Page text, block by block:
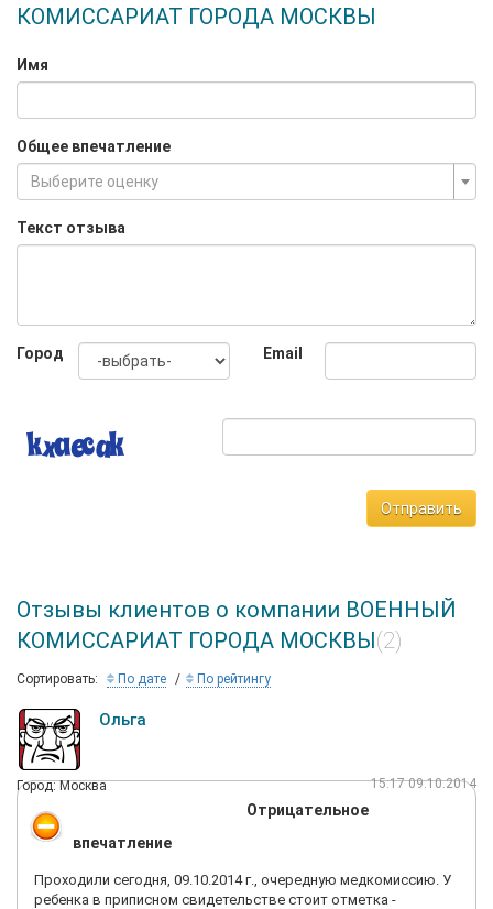
КОМИССАРИАТ ГОРОДА МОСКВЫ
Имя
Общее впечатление
Выберите оценку
Текст отзыва
Город Email
Отправить
Отзывы клиентов о компании ВОЕННЫЙ
КОМИССАРИАТ ГОРОДА МОСКВЫ(2)
Сортировать: По дате По рейтингу
Ольга
Город: Москва 15:17 09.10.2014
Отрицательное
впечатление
Проходили сегодня, 09.10.2014 г., очередную медкомиссию. У
ребенка в приписном свидетельстве стоит отметка -